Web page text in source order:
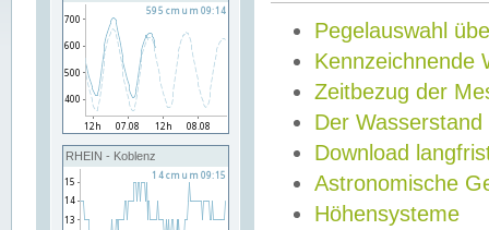
RHEIN - Koblenz
Pegelauswahl
Kennzeichnende
Zeitbezug der
Der Wasserstand
Download
Astronomische
Höhensysteme